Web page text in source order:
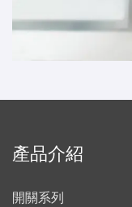
產品介紹
開關系列